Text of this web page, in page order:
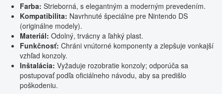
Farba: Strieborná, s elegantným a moderným prevedením.
Kompatibilita: Navrhnuté špeciálne pre Nintendo DS
(originálne modely).
Materiál: Odolný, trvácny a ľahký plast.
Funkčnosť: Chráni vnútorné komponenty a zlepšuje vonkajší
vzhľad konzoly.
Inštalácia: Vyžaduje rozobratie konzoly; odporúča sa
postupovať podľa oficiálneho návodu, aby sa predišlo
poškodeniu.